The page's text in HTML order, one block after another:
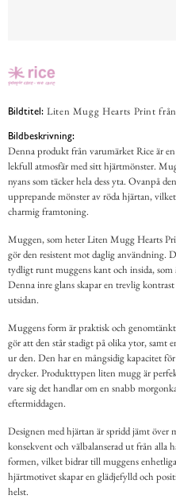
Bildtitel: Liten Mugg Hearts Print
Bildbeskrivning:
Denna produkt från varumärket Rice är
lekfull atmosfär med sitt hjärtmönster.
nyans som täcker hela dess yta. Ovanpå
upprepande mönster av röda hjärtan,
charmig framtoning.
Muggen, som heter Liten Mugg Hearts
gör den resistent mot daglig användning.
tydligt runt muggens kant och insida,
Denna inre glans skapar en trevlig
utsidan.
Muggens form är praktisk och
gör att den står stadigt på olika ytor,
ur den. Den har en mångsidig kapacitet
drycker. Produkttypen liten mugg är
vare sig det handlar om en snabb
eftermiddagen.
Designen med hjärtan är spridd jämt över
konsekvent och välbalanserad ut från
formen, vilket bidrar till muggens
hjärtmotivet skapar en glädjefylld och
helst.